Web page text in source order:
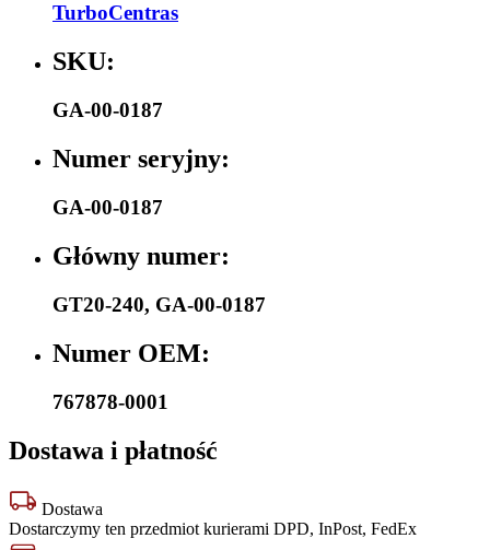
TurboCentras
SKU:
GA-00-0187
Numer seryjny:
GA-00-0187
Główny numer:
GT20-240, GA-00-0187
Numer OEM:
767878-0001
Dostawa i płatność
Dostawa
Dostarczymy ten przedmiot kurierami DPD, InPost, FedEx